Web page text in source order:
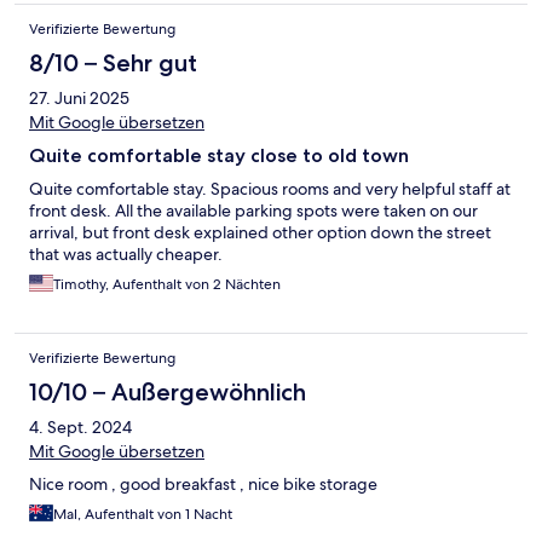
Verifizierte Bewertung
8/10 – Sehr gut
27. Juni 2025
Mit Google übersetzen
Quite comfortable stay close to old town
Quite comfortable stay. Spacious rooms and very helpful staff at
front desk. All the available parking spots were taken on our
arrival, but front desk explained other option down the street
that was actually cheaper.
Timothy, Aufenthalt von 2 Nächten
Verifizierte Bewertung
10/10 – Außergewöhnlich
4. Sept. 2024
Mit Google übersetzen
Nice room , good breakfast , nice bike storage
Mal, Aufenthalt von 1 Nacht